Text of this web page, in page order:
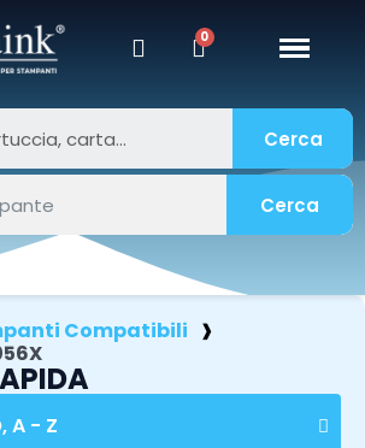
Cerca
Cerca
Compatibili